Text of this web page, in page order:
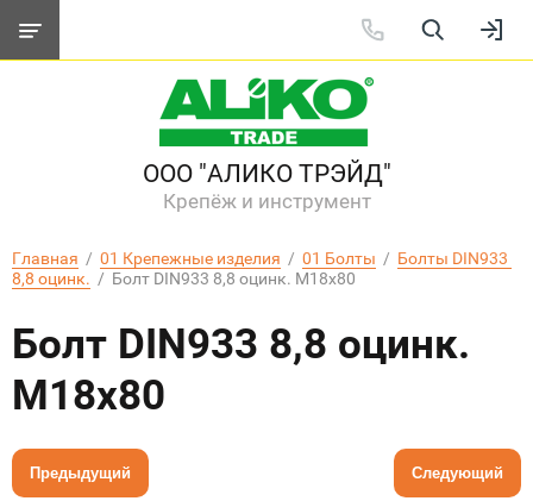
ООО "АЛИКО ТРЭЙД"
Крепёж и инструмент
Главная
  /
01 Крепежные изделия
  /
01 Болты
  /
Болты DIN933
8,8 оцинк.
  /  Болт DIN933 8,8 оцинк. M18х80
Болт DIN933 8,8 оцинк.
M18х80
Предыдущий Следующий